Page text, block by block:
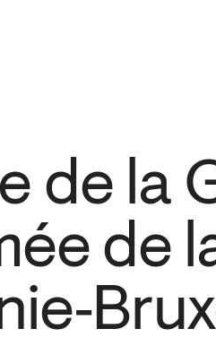
de la
de